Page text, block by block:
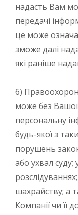
надасть Вам
передачі
це може
зможе далі
які раніше
6)
може без
персональну
будь-якої з
порушень
або ухвал суду;
шахрайству; а
Компанії чи її